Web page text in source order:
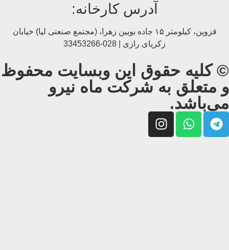
آدرس کارخانه:
قزوین، کیلومتر ۱۵ جاده بويین زهرا، (مجتمع صنعتی لیا) خیابان
زکریای رازی | 028-33453266
© کلیه حقوق این وبسایت محفوظ
و متعلق به شرکت ماه نیرو
می‌باشد.